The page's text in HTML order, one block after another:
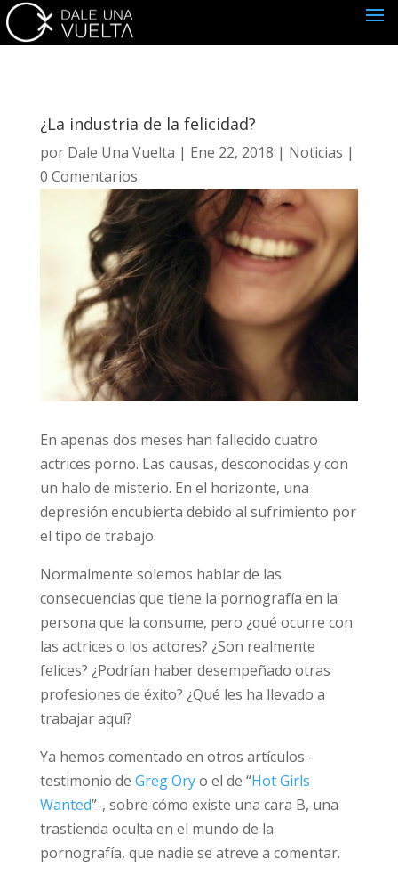
¿La industria de la felicidad?
por Dale Una Vuelta | Ene 22, 2018 | Noticias |
0 Comentarios
En apenas dos meses han fallecido cuatro
actrices porno. Las causas, desconocidas y con
un halo de misterio. En el horizonte, una
depresión encubierta debido al sufrimiento por
el tipo de trabajo.
Normalmente solemos hablar de las
consecuencias que tiene la pornografía en la
persona que la consume, pero ¿qué ocurre con
las actrices o los actores? ¿Son realmente
felices? ¿Podrían haber desempeñado otras
profesiones de éxito? ¿Qué les ha llevado a
trabajar aquí?
Ya hemos comentado en otros artículos -
testimonio de Greg Oryo el de “Hot Girls
Wanted”-, sobre cómo existe una cara B, una
trastienda oculta en el mundo de la
pornografía, que nadie se atreve a comentar.